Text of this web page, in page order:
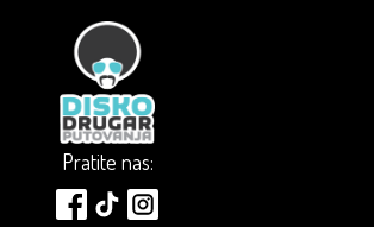
Pratite nas: